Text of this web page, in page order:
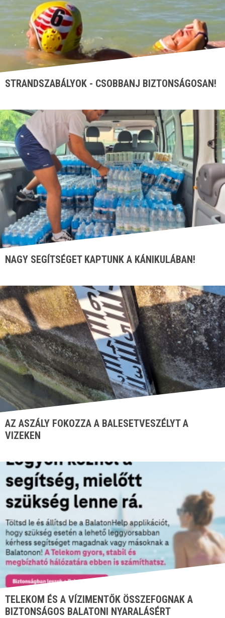
STRANDSZABÁLYOK - CSOBBANJ BIZTONSÁGOSAN!
NAGY SEGÍTSÉGET KAPTUNK A KÁNIKULÁBAN!
AZ ASZÁLY FOKOZZA A BALESETVESZÉLYT A
VIZEKEN
TELEKOM ÉS A VÍZIMENTŐK ÖSSZEFOGNAK A
BIZTONSÁGOS BALATONI NYARALÁSÉRT